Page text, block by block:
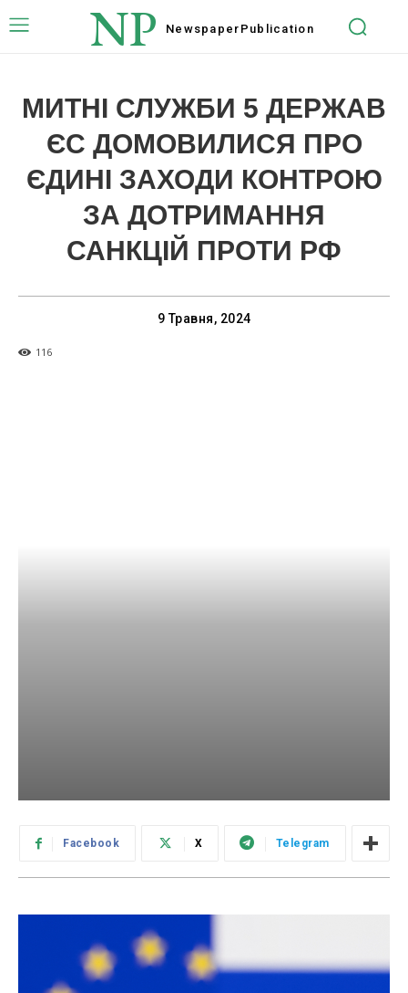
NP Newspaper Publication
МИТНІ СЛУЖБИ 5 ДЕРЖАВ
ЄС ДОМОВИЛИСЯ ПРО
ЄДИНІ ЗАХОДИ КОНТРОЮ
ЗА ДОТРИМАННЯ
САНКЦІЙ ПРОТИ РФ
9 Травня, 2024
116
Facebook X Telegram